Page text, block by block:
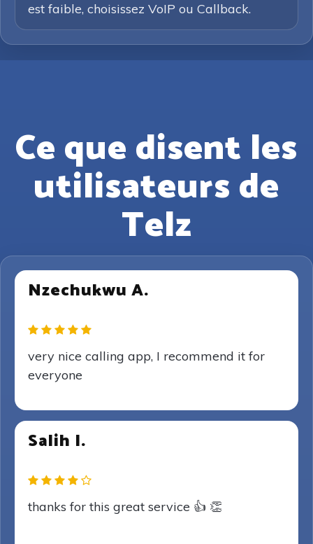
est faible, choisissez VoIP ou Callback.
Ce que disent les
utilisateurs de
Telz
Nzechukwu A.
very nice calling app, I recommend it for
everyone
Salih I.
thanks for this great service 👍 👏